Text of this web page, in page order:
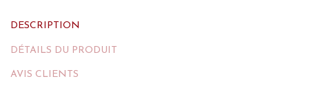
DESCRIPTION
DÉTAILS DU PRODUIT
AVIS CLIENTS